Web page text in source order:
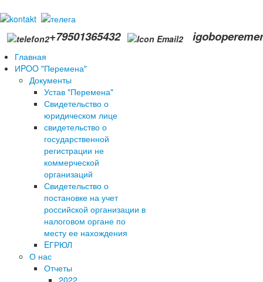
+79501365432
Главная
ИPOO "Перемена"
Документы
Устав "Перемена"
Свидетельство о
юридическом лице
свидетельство о
государственной
регистрации не
коммерческой
организаций
Свидетельство о
постановке на учет
российской организации в
налоговом органе по
месту ее нахождения
EГРЮЛ
О нас
Отчеты
2022